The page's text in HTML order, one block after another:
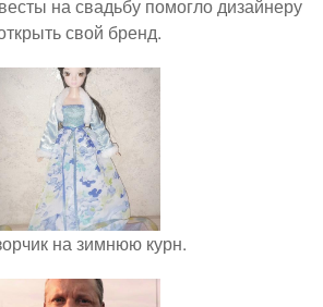
на свадьбу помогло дизайнеру
свой бренд.
на зимнюю курн.